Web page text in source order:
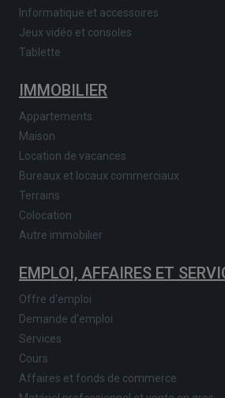
Informatique et accessoires
Jeux vidéo et consoles
Tablette
IMMOBILIER
Appartements
Maison
Location de vacances
Bureaux et locaux commerciaux
Terrains
Colocation
Autre immobilier
EMPLOI, AFFAIRES ET
Offre d'emploi
Demande d'emploi
Services
Cours
Affaires et fonds de commerce